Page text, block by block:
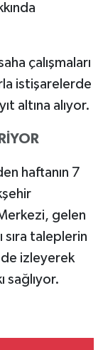
çalışmaları
istişarelerde
altına alıyor.
haftanın 7
gelen
sıra taleplerin
izleyerek
sağlıyor.